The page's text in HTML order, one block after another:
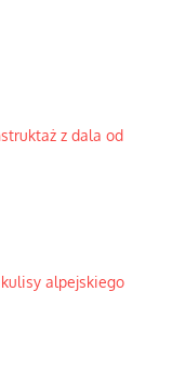
z dala od
alpejskiego